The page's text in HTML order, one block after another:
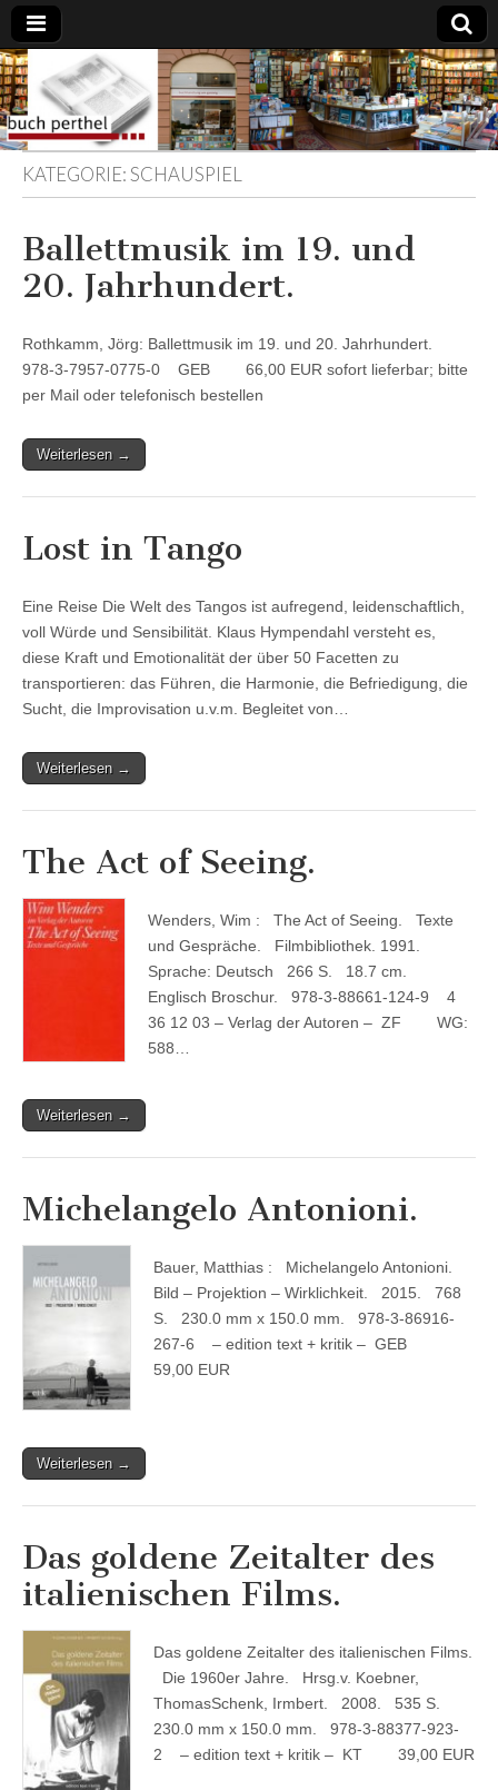
Buchhandlung
am Gasteig
KATEGORIE:SCHAUSPIEL
Ballettmusik im 19. und
20. Jahrhundert.
Rothkamm, Jörg: Ballettmusik im 19. und 20. Jahrhundert.
978-3-7957-0775-0 GEB 66,00 EUR sofort lieferbar; bitte
per Mail oder telefonisch bestellen
Weiterlesen →
Lost in Tango
Eine Reise Die Welt des Tangos ist aufregend, leidenschaftlich,
voll Würde und Sensibilität. Klaus Hympendahl versteht es,
diese Kraft und Emotionalität der über 50 Facetten zu
transportieren: das Führen, die Harmonie, die Befriedigung, die
Sucht, die Improvisation u.v.m. Begleitet von…
Weiterlesen →
The Act of Seeing.
Wenders, Wim : The Act of Seeing. Texte
und Gespräche. Filmbibliothek. 1991.
Sprache: Deutsch 266 S. 18.7 cm.
Englisch Broschur. 978-3-88661-124-9 4
36 12 03 – Verlag der Autoren – ZF WG:
588…
Weiterlesen →
Michelangelo Antonioni.
Bauer, Matthias : Michelangelo Antonioni.
Bild – Projektion – Wirklichkeit. 2015. 768
S. 230.0 mm x 150.0 mm. 978-3-86916-
267-6 – edition text + kritik – GEB
59,00 EUR
Weiterlesen →
Das goldene Zeitalter des
italienischen Films.
Das goldene Zeitalter des italienischen Films.
Die 1960er Jahre. Hrsg.v. Koebner,
ThomasSchenk, Irmbert. 2008. 535 S.
230.0 mm x 150.0 mm. 978-3-88377-923-
2 – edition text + kritik – KT 39,00 EUR